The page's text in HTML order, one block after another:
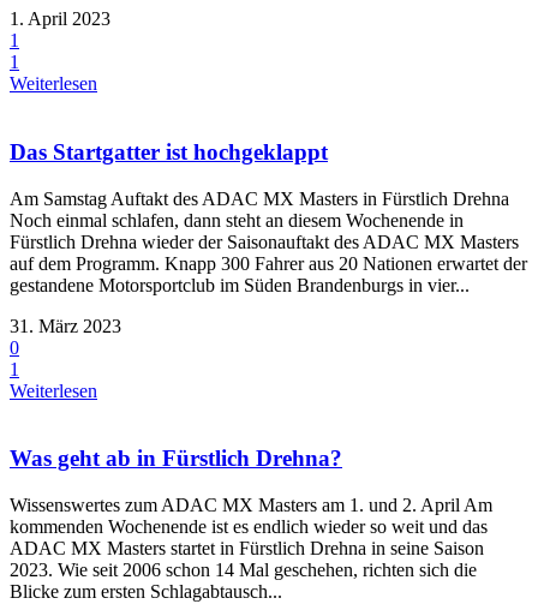
1. April 2023
1
1
Weiterlesen
Das Startgatter ist hochgeklappt
Am Samstag Auftakt des ADAC MX Masters in Fürstlich Drehna
Noch einmal schlafen, dann steht an diesem Wochenende in
Fürstlich Drehna wieder der Saisonauftakt des ADAC MX Masters
auf dem Programm. Knapp 300 Fahrer aus 20 Nationen erwartet der
gestandene Motorsportclub im Süden Brandenburgs in vier...
31. März 2023
0
1
Weiterlesen
Was geht ab in Fürstlich Drehna?
Wissenswertes zum ADAC MX Masters am 1. und 2. April Am
kommenden Wochenende ist es endlich wieder so weit und das
ADAC MX Masters startet in Fürstlich Drehna in seine Saison
2023. Wie seit 2006 schon 14 Mal geschehen, richten sich die
Blicke zum ersten Schlagabtausch...